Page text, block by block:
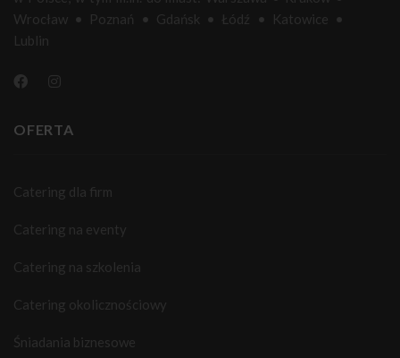
Wrocław • Poznań • Gdańsk • Łódź • Katowice •
Lublin
OFERTA
Catering dla firm
Catering na eventy
Catering na szkolenia
Catering okolicznościowy
Śniadania biznesowe